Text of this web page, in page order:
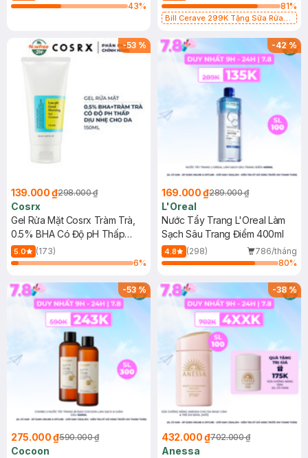
43%
81%
Bill Cerave 299K Tặng Sữa Rửa
-53 %
139.000 ₫298.000 ₫
Cosrx
Gel Rửa Mặt Cosrx Tràm Trà,
0.5% BHA Có Độ pH Thấp
150ml
5.0
(173)
6%
-42%
169.000 ₫289.000 ₫
L'Oreal
Nước Tẩy Trang L'Oreal Làm
Sạch Sâu Trang Điểm 400ml
4.8 (298)
786/tháng
80%
-53%
275.000 ₫590.000 ₫
Cocoon
-38%
432.000 ₫702.000 ₫
Anessa